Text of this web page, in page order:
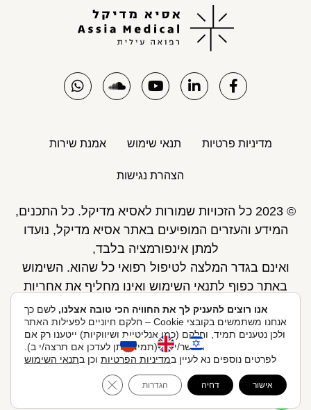
לקביעת תור אונליין
מדיניות פרטיות תנאי שימוש אמנת שירות
הצהרת נגישות
© 2023 כל הזכויות שמורות לאסיא מדיקל. כל התכנים,
המידע והעזרים המופיעים באתר אסיא מדיקל, נועדו
למתן אינפורמציה בלבד,
ואינם בגדר המלצה לטיפול רפואי כל שהוא. השימוש
באתר כפוף לתנאי השימוש ואינו מחליף את אחריות
הגולש לקבלת ייעוץ ע"י רופא.
פיתוח אתר: Skymaster
אנו רוצים להעניק לך את החוויה הכי טובה אצלנו, לשם כך
אנחנו משתמשים בקובצי Cookie – חלקם חיוניים לפעילות האתר
ולכן נטענים תמיד, וחלקם (כמו אנליטיות ושיווקיות) ייטענו רק אם
תאשר/י לנו (תמיד ניתן לעדכן אם תרצה/י ב).
לפרטים נוספים נא לעיין במדיניות הפרטיות וכן בתנאי השימוש
אישור דחיה הגדרות GDPR Cookie Banner